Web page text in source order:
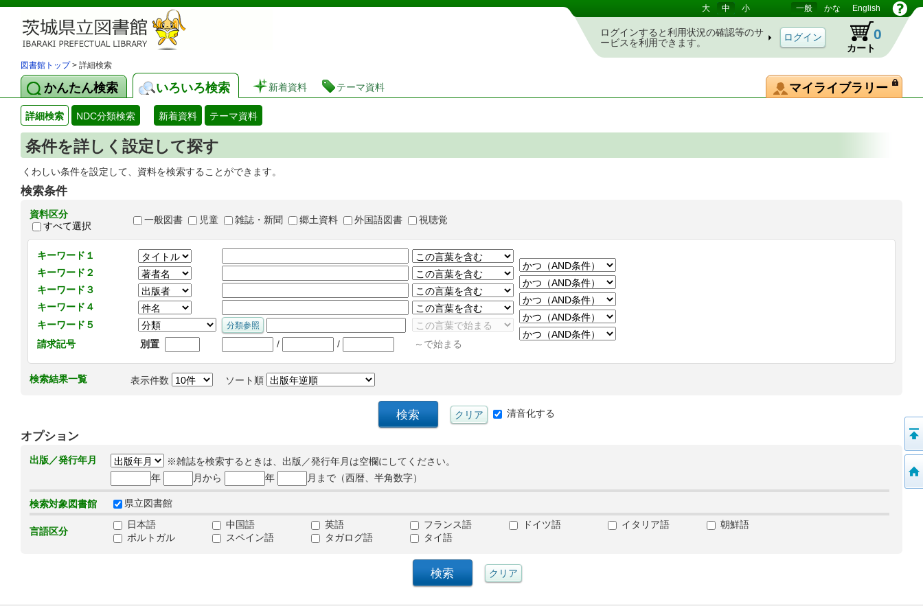
茨城県立図書館 蔵書検索・予約システム 大 中 小 一般 かな English
ログインすると利用状況の確認等のサ
ービスを利用できます。
カート
0
図書館トップ> 詳細検索
かんたん検索 いろいろ検索 新着資料 テーマ資料 マイライブラリー
詳細検索 NDC分類検索 新着資料 テーマ資料
条件を詳しく設定して探す
くわしい条件を設定して、資料を検索することができます。
検索条件
資料区分
すべて選択
一般図書 児童 雑誌・新聞 郷土資料 外国語図書 視聴覚
キーワード１
キーワード２
キーワード３
キーワード４
キーワード５
請求記号
別置 / / ～で始まる
検索結果一覧 表示件数 ソート順
清音化する
オプション
出版／発行年月
※雑誌を検索するときは、出版／発行年月は空欄にしてください。
年
月から 年 月まで（西暦、半角数字）
検索対象図書館 県立図書館
言語区分
日本語 中国語 英語 フランス語 ドイツ語 イタリア語
朝鮮語
ポルトガル
スペイン語 タガログ語 タイ語